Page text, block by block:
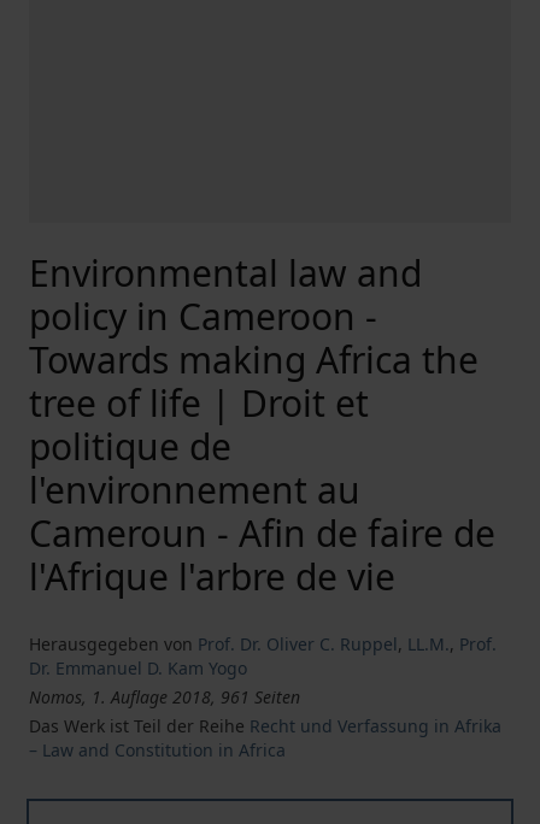
Environmental law and
policy in Cameroon -
Towards making Africa the
tree of life | Droit et
politique de
l'environnement au
Cameroun - Afin de faire de
l'Afrique l'arbre de vie
Herausgegeben von Prof. Dr. Oliver C. Ruppel, LL.M., Prof.
Dr. Emmanuel D. Kam Yogo
Nomos, 1. Auflage 2018, 961 Seiten
Das Werk ist Teil der Reihe Recht und Verfassung in Afrika
– Law and Constitution in Africa